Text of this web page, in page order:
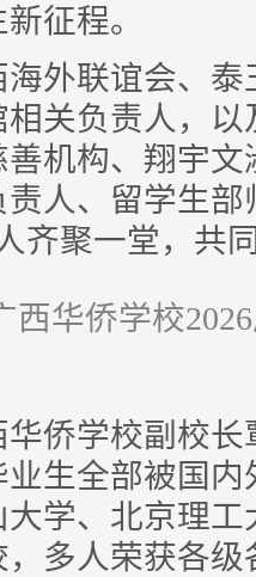
征程。
联谊会、泰
相关负责人，
善机构、翔宇
责人、留学生
齐聚一堂，共
西华侨学校
学校副校长
业生全部被国
大学、北京理
，多人荣获各